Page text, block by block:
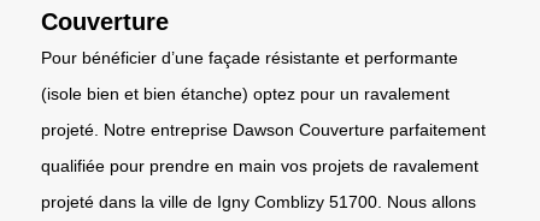
Couverture
Pour bénéficier d’une façade résistante et performante
(isole bien et bien étanche) optez pour un ravalement
projeté. Notre entreprise Dawson Couverture parfaitement
qualifiée pour prendre en main vos projets de ravalement
projeté dans la ville de Igny Comblizy 51700. Nous allons